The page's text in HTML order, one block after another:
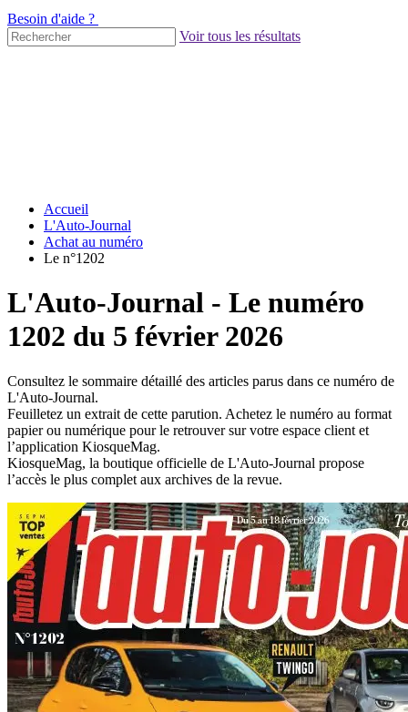
Besoin d'aide ?
Voir tous les résultats
Accueil
L'Auto-Journal
Achat au numéro
Le n°1202
L'Auto-Journal - Le numéro
1202 du 5 février 2026
Consultez le sommaire détaillé des articles parus dans ce numéro de
L'Auto-Journal.
Feuilletez un extrait de cette parution. Achetez le numéro au format
papier ou numérique pour le retrouver sur votre espace client et
l’application KiosqueMag.
KiosqueMag, la boutique officielle de L'Auto-Journal propose
l’accès le plus complet aux archives de la revue.